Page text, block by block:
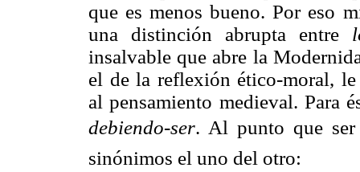
que es menos bueno. Por eso
una distinción abrupta entre
insalvable que abre la
el de la reflexión ético-moral,
al pensamiento medieval.
debiendo-ser. Al punto que
sinónimos el uno del otro: